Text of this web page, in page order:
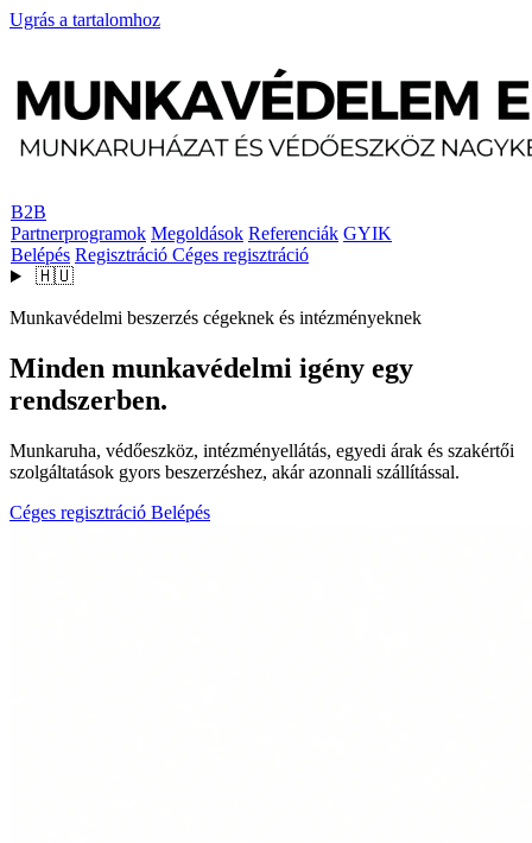
Ugrás a tartalomhoz
B2B
Partnerprogramok Megoldások Referenciák GYIK
Belépés Regisztráció Céges regisztráció
🇭🇺
Munkavédelmi beszerzés cégeknek és intézményeknek
Minden munkavédelmi igény egy
rendszerben.
Munkaruha, védőeszköz, intézményellátás, egyedi árak és szakértői
szolgáltatások gyors beszerzéshez, akár azonnali szállítással.
Céges regisztráció Belépés